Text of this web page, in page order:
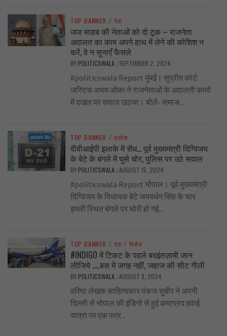
TOP BANNER / देश
जज साहब की नेताओं को दो टूक – राजनेता
अदालत का काम अपने हाथ में लेने की कोशिश न
करें, वे न सुनाएँ फैसले
BY POLITICSWALA / SEPTEMBER 2, 2024
#politicswala Report मुंबई। सुप्रीम कोर्ट
जस्टिस अभय ओका ने राजनेताओं के अदालती कामों
में दखल पर सवाल उठाया। बोले- समाज...
TOP BANNER / प्रदेश
वीवीआईपी इलाके में सेंध… पूर्व मुख्यमंत्री दिग्विजय
के बेटे के बंगले में घुसे चोर, पुलिस पर उठे सवाल
BY POLITICSWALA /AUGUST 15, 2024
#politicswala Report भोपाल। पूर्व मुख्यमंत्री
दिग्विजय के विधायक बेटे जयवर्धन सिंह के चार
इमली स्थित बंगले पर चोरी हो गई...
TOP BANNER / देश / विशेष
#INDIGO में टिकट के पहले बदइंतज़ामी जान
लीजिये …..बस में जगह नहीं, जहाज की सीट गीली
BY POLITICSWALA /AUGUST 9, 2024
वरिष्ठ लेखक साहित्यकार पंकज सुबीर ने अपनी
दिल्ली से भोपाल की इंडिगो से हुई कष्टप्रद हवाई
यात्रा पर एक पत्र...